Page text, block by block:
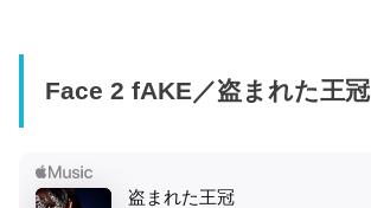
Face 2 fAKE／盗まれた王冠